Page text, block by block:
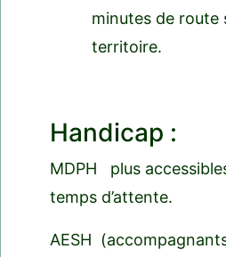
minutes de route
territoire.
Handicap :
MDPH plus
temps d’attente.
AESH